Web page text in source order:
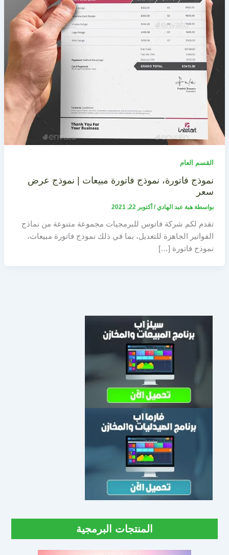
القسم العام
نموذج فاتورة، نموذج فاتورة مبيعات | نموذج عرض
سعر
بواسطة هبة عبد الهادي/ أكتوبر 22, 2021
تقدم لكم شركة فاتوس للبرمجيات مجموعة متنوعة من نماذج
الفواتير الجاهزة للتعديل، بما في ذلك نموذج فاتورة مبيعات،
نموذج فاتورة […]
المنتجات البرمجية